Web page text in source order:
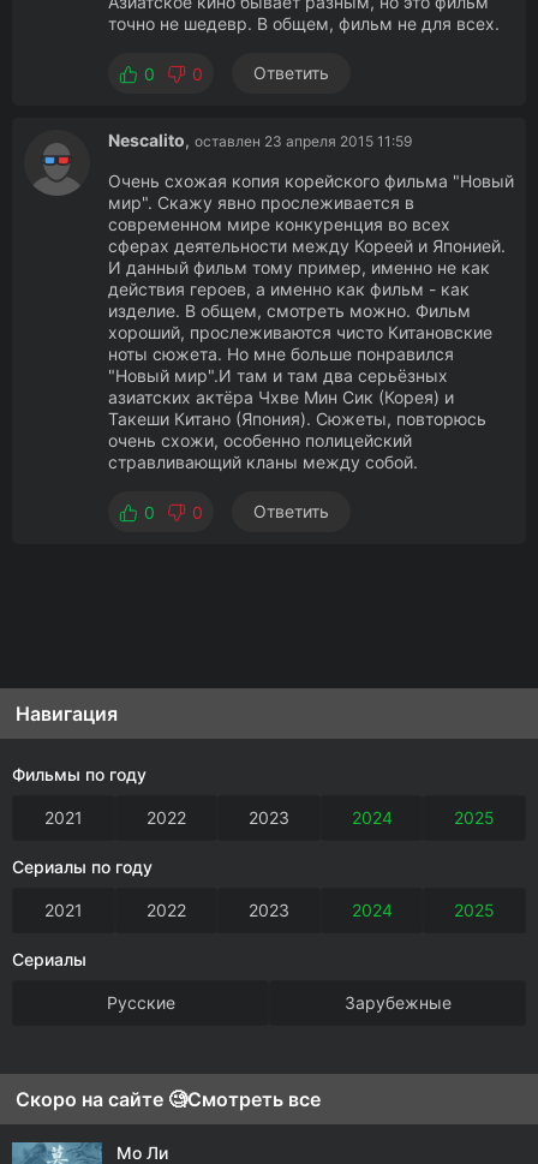
точно не шедевр. В общем, фильм не для всех.
0 0 Ответить
Nescalito, оставлен 23 апреля 2015 11:59
Очень схожая копия корейского фильма "Новый
мир". Скажу явно прослеживается в
современном мире конкуренция во всех
сферах деятельности между Кореей и Японией.
И данный фильм тому пример, именно не как
действия героев, а именно как фильм - как
изделие. В общем, смотреть можно. Фильм
хороший, прослеживаются чисто Китановские
ноты сюжета. Но мне больше понравился
"Новый мир".И там и там два серьёзных
азиатских актёра Чхве Мин Сик (Корея) и
Такеши Китано (Япония). Сюжеты, повторюсь
очень схожи, особенно полицейский
стравливающий кланы между собой.
0 0 Ответить
Навигация
Фильмы по году
2021 2022 2023 2024 2025
Сериалы по году
2021 2022 2023 2024 2025
Сериалы
Русские Зарубежные
Скоро на сайте 🧐Смотреть все
Мо Ли